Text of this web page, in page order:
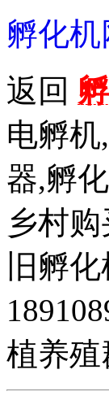
孵化
返回
电孵
器,孵
乡村
旧孵
植养